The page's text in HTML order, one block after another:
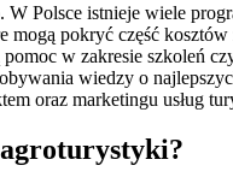
Polsce istnieje wiele
pokryć część
w zakresie szkoleń
wiedzy o
oraz marketingu usług
agroturystyki?